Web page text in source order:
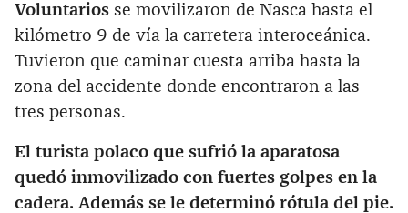
Voluntarios se movilizaron de Nasca hasta el
kilómetro 9 de vía la carretera interoceánica.
Tuvieron que caminar cuesta arriba hasta la
zona del accidente donde encontraron a las
tres personas.
El turista polaco que sufrió la aparatosa
quedó inmovilizado con fuertes golpes en la
cadera. Además se le determinó rótula del pie.